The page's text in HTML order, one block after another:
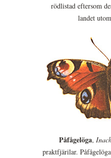
rödlistad eftersom
landet
Påfågelöga,
praktfjärilar.